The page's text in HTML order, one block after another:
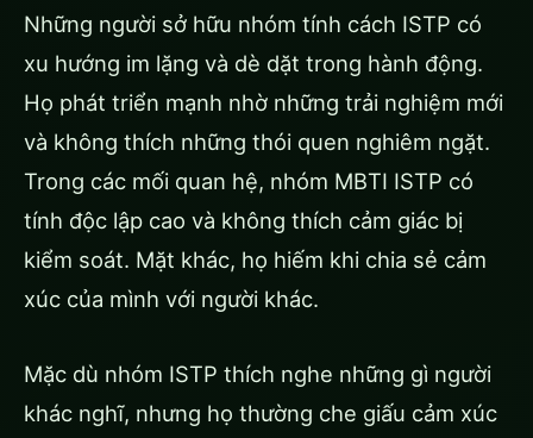
Những người sở hữu nhóm tính cách ISTP có
xu hướng im lặng và dè dặt trong hành động.
Họ phát triển mạnh nhờ những trải nghiệm mới
và không thích những thói quen nghiêm ngặt.
Trong các mối quan hệ, nhóm MBTI ISTP có
tính độc lập cao và không thích cảm giác bị
kiểm soát. Mặt khác, họ hiếm khi chia sẻ cảm
xúc của mình với người khác.
Mặc dù nhóm ISTP thích nghe những gì người
khác nghĩ, nhưng họ thường che giấu cảm xúc